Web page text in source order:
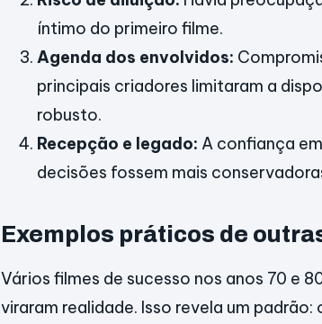
íntimo do primeiro filme.
Agenda dos envolvidos:
principais criadores limitaram a
robusto.
Recepção e legado: A confiança
decisões fossem mais
Exemplos práticos de
Vários filmes de sucesso nos anos 70 e
viraram realidade. Isso revela um